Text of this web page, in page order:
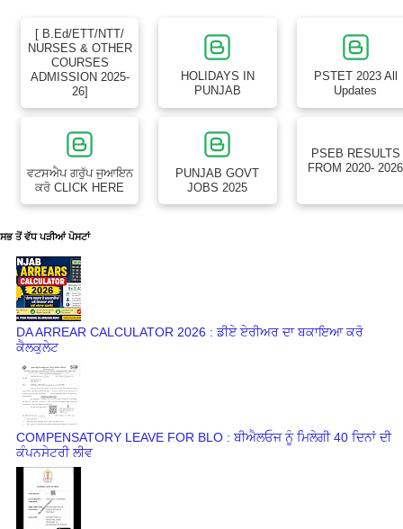
[ B.Ed/ETT/NTT/
NURSES & OTHER
COURSES
ADMISSION 2025-
26]
HOLIDAYS IN
PUNJAB
PSTET 2023 All
Updates
ਵਟਸਐਪ ਗਰੁੱਪ ਜੁਆਇਨ
ਕਰੋ CLICK HERE
PUNJAB GOVT
JOBS 2025
PSEB RESULTS
FROM 2020- 2026
ਸਭ ਤੋਂ ਵੱਧ ਪੜੀਆਂ ਪੋਸਟਾਂ
DA ARREAR CALCULATOR 2026 : ਡੀਏ ਏਰੀਅਰ ਦਾ ਬਕਾਇਆ ਕਰੋ
ਕੈਲਕੁਲੇਟ
COMPENSATORY LEAVE FOR BLO : ਬੀਐਲਓਜ ਨੂੰ ਮਿਲੇਗੀ 40 ਦਿਨਾਂ ਦੀ
ਕੰਪਨਸੇਟਰੀ ਲੀਵ